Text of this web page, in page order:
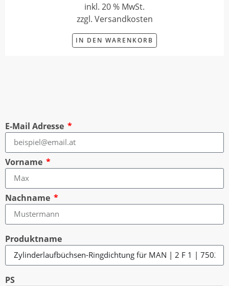
inkl. 20 % MwSt.
zzgl. Versandkosten
IN DEN WARENKORB
E-Mail Adresse
Vorname
Nachname
Produktname
PS